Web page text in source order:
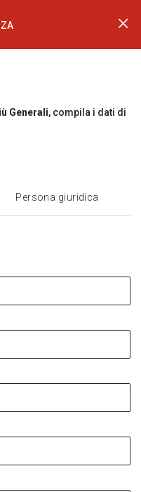
Generali, compila i dati di
Persona giuridica